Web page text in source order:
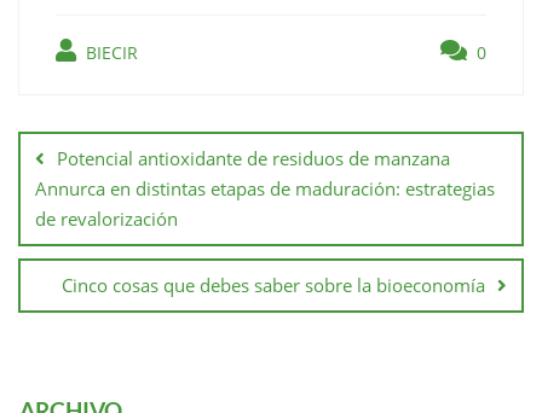
BIECIR 0
Potencial antioxidante de residuos de manzana
Annurca en distintas etapas de maduración: estrategias
de revalorización
Cinco cosas que debes saber sobre la bioeconomía